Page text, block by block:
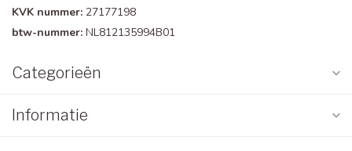
KVK nummer: 27177198
btw-nummer: NL812135994B01
Categorieën
Informatie